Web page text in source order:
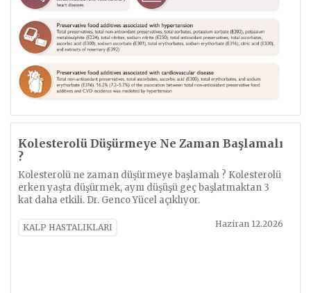
Kolesterolü Düşürmeye Ne Zaman Başlamalı
?
Kolesterolü ne zaman düşürmeye başlamalı ? Kolesterolü
erken yaşta düşürmek, aynı düşüşü geç başlatmaktan 3
kat daha etkili. Dr. Genco Yücel açıklıyor.
KALP HASTALIKLARI Haziran 12.2026